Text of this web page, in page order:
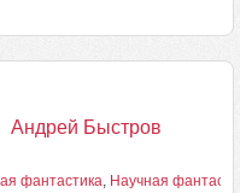
Андрей Быстров
фантастика, Научная